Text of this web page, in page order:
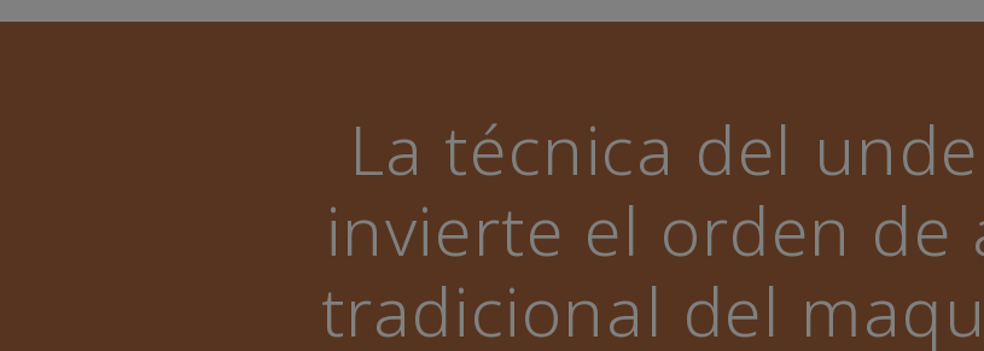
La técnica del
invierte el orden de
tradicional del